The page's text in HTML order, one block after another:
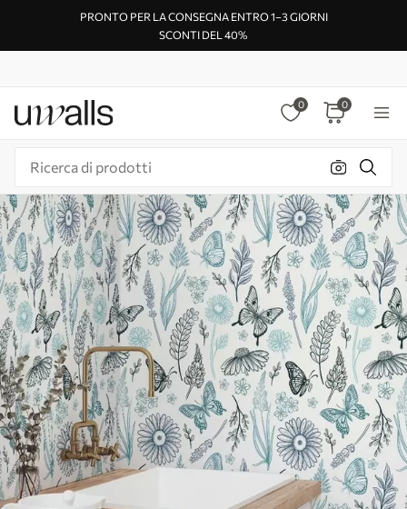
PRONTO PER LA CONSEGNA ENTRO 1–3 GIORNI
SCONTI DEL 40%
0 0